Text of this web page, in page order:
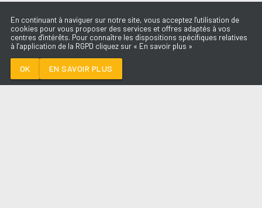
ALL GOOD THINGS
En continuant à naviguer sur notre site, vous acceptez l'utilisation de
cookies pour vous proposer des services et offres adaptés à vos
centres d'intérêts. Pour connaître les dispositions spécifiques relatives
à l’application de la RGPD cliquez sur « En savoir plus »
OK EN SAVOIR PLUS